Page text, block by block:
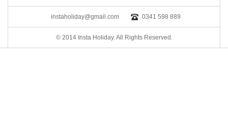
instaholiday@gmail.com 0341 598 889
© 2014 Insta Holiday. All Rights Reserved.